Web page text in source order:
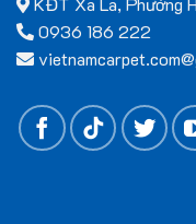
Hình ảnh sản
040936 186 222